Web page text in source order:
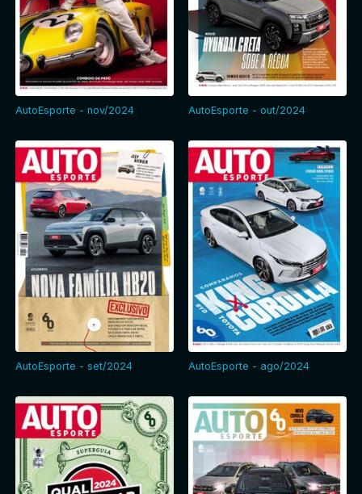
AutoEsporte - nov/2024 AutoEsporte - out/2024
AutoEsporte - set/2024 AutoEsporte - ago/2024